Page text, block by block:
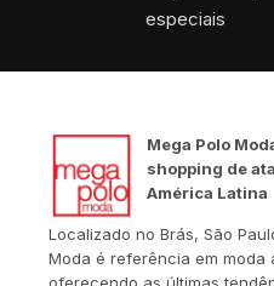
especiais
Mega Polo
shopping de
América Latina
Localizado no Brás, São
Moda é referência em moda